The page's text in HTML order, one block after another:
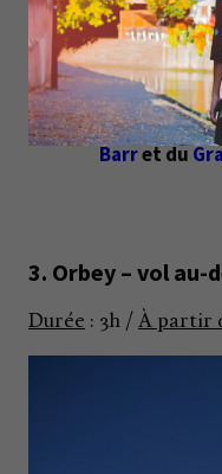
vue unique sur la
chemin de ronde ou
pitons rocheux.
⇒ En savoir
Barret du
3. Orbey – vol au-
Durée : 3h / À partir